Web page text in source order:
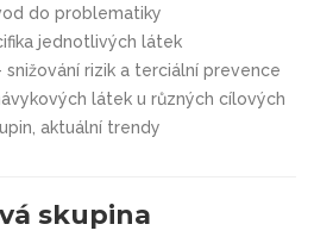
do problematiky
jednotlivých látek
snižování rizik a terciální prevence
látek u různých cílových
aktuální trendy
skupina